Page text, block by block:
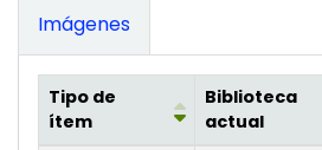
Imágenes
Tipo de
ítem
Biblioteca
actual